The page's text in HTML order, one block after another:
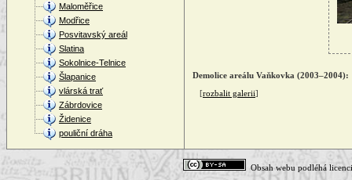
Maloměřice
Modřice
Posvitavský areál
Slatina
Sokolnice-Telnice
Šlapanice
vlárská trať
Zábrdovice
Židenice
pouliční dráha
Demolice areálu Vaňkovka (2003–2004):
[rozbalit galerii]
Obsah webu podléhá